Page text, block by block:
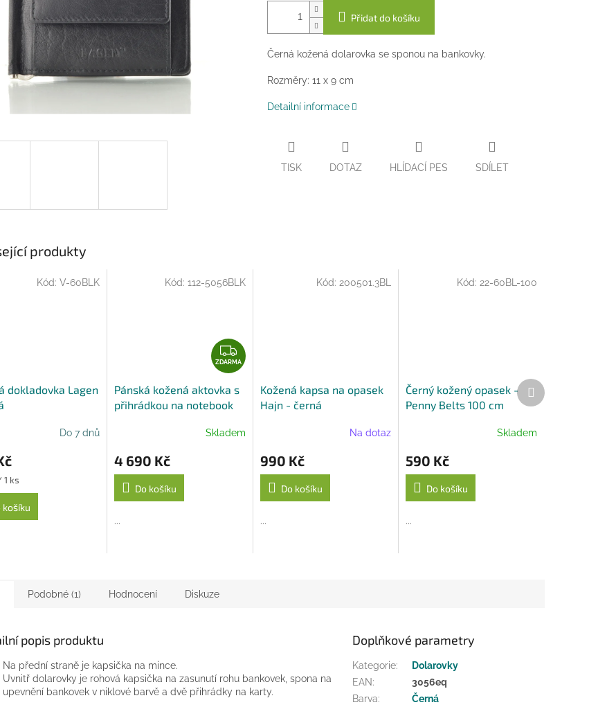
Přidat do košíku
Černá kožená dolarovka se sponou na bankovky.
Rozměry: 11 x 9 cm
Detailní informace
TISK DOTAZ HLÍDACÍ PES SDÍLET
produkty
dokladovka Lagen
Do 7 dnů
1 ks
košíku
Kód: V-60BLK
Z
D
R
A
ZDARMA
Pánská kožená aktovka s
přihrádkou na notebook
Skladem
4 690 Kč
Do košíku
...
Kód: 112-5056BLK
Kožená kapsa na opasek
Hajn - černá
Na dotaz
990 Kč
Do košíku
...
Kód: 200501.3BL
Černý kožený opasek -
Penny Belts 100 cm
Skladem
590 Kč
Do košíku
...
Kód: 22-60BL-100
Další
produkt
Podobné (1) Hodnocení Diskuze
popis produktu
Na přední straně je kapsička na mince.
Uvnitř dolarovky je rohová kapsička na zasunutí rohu bankovek, spona na
upevnění bankovek v niklové barvě a dvě přihrádky na karty.
Doplňkové parametry
Kategorie:
Dolarovky
EAN:
3056eq
Barva:
Černá